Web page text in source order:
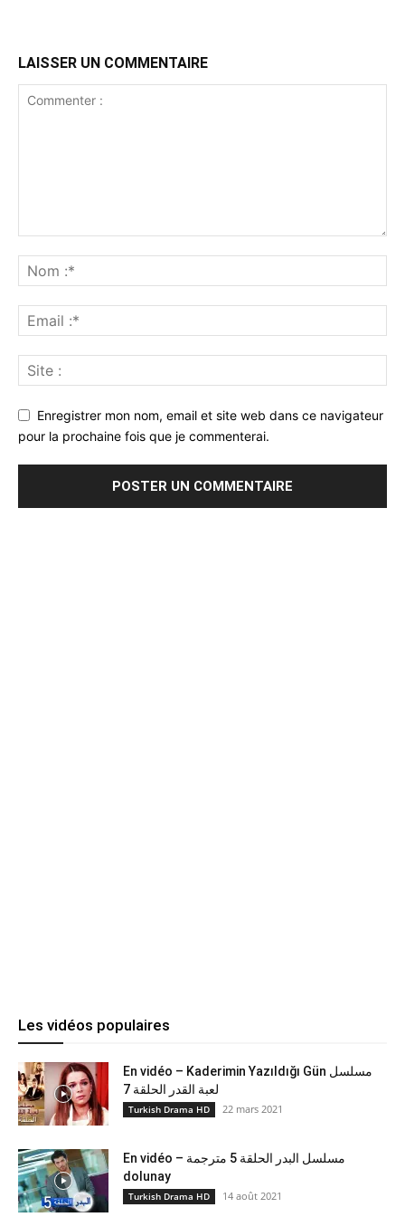
LAISSER UN COMMENTAIRE
Enregistrer mon nom, email et site web dans ce navigateur
pour la prochaine fois que je commenterai.
Les vidéos populaires
En vidéo – Kaderimin Yazıldığı Gün مسلسل
لعبة القدر الحلقة 7
Turkish Drama HD 22 mars 2021
En vidéo – مسلسل البدر الحلقة 5 مترجمة
dolunay
Turkish Drama HD 14 août 2021